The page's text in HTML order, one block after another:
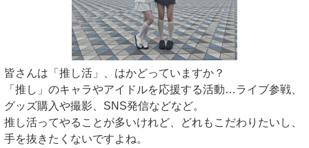
皆さんは「推し活」、はかどっていますか？
「推し」のキャラやアイドルを応援する活動…ライブ参戦、
グッズ購入や撮影、SNS発信などなど。
推し活ってやることが多いけれど、どれもこだわりたいし、
手を抜きたくないですよね。